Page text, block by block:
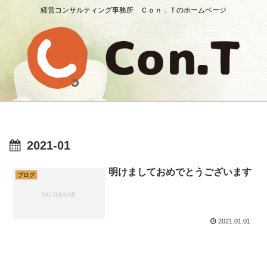
経営コンサルティング事務所 Ｃｏｎ．Ｔのホームページ
2021-01
ブログ 明けましておめでとうございます
2021.01.01